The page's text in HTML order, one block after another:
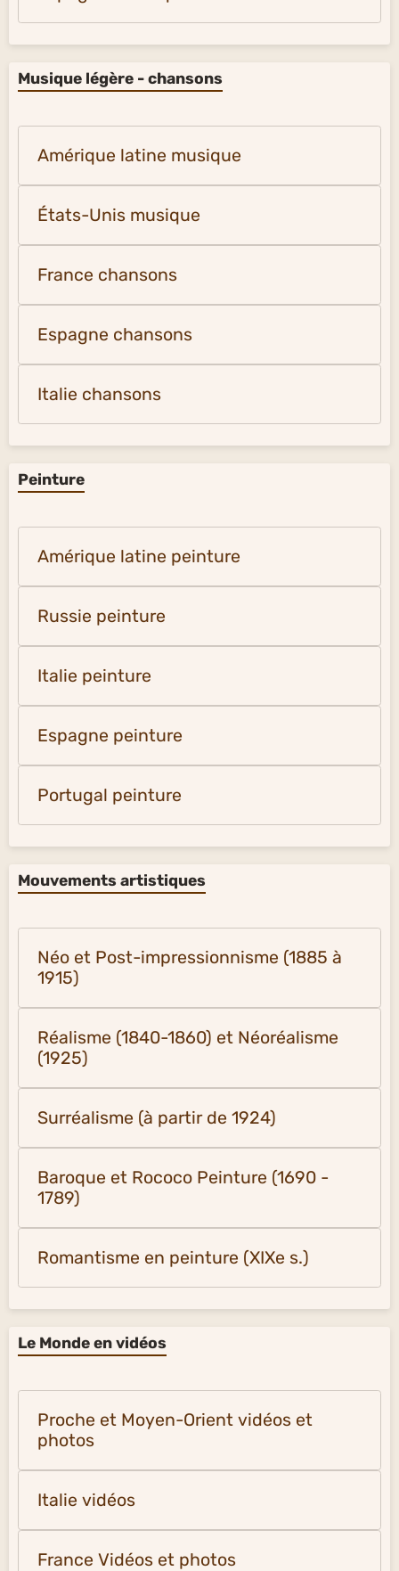
Musique légère - chansons
Amérique latine musique
États-Unis musique
France chansons
Espagne chansons
Italie chansons
Peinture
Amérique latine peinture
Russie peinture
Italie peinture
Espagne peinture
Portugal peinture
Mouvements artistiques
Néo et Post-impressionnisme (1885 à
1915)
Réalisme (1840-1860) et Néoréalisme
(1925)
Surréalisme (à partir de 1924)
Baroque et Rococo Peinture (1690 -
1789)
Romantisme en peinture (XIXe s.)
Le Monde en vidéos
Proche et Moyen-Orient vidéos et
photos
Italie vidéos
France Vidéos et photos